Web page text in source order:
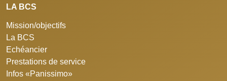
LA BCS
Mission/objectifs
La BCS
Echéancier
Prestations de service
Infos «Panissimo»